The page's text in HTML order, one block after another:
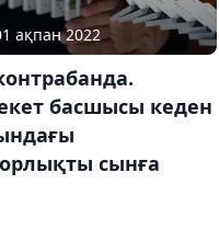
ақпан 2022
басшысы кеден
сынға